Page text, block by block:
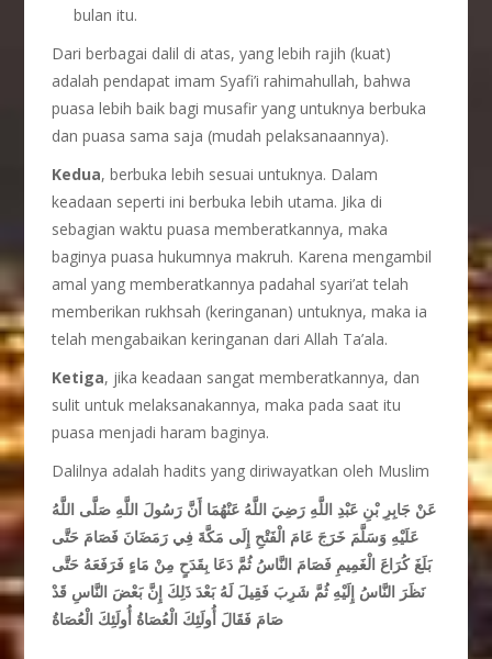
bulan itu.
Dari berbagai dalil di atas, yang lebih rajih (kuat)
adalah pendapat imam Syafi’i rahimahullah, bahwa
puasa lebih baik bagi musafir yang untuknya berbuka
dan puasa sama saja (mudah pelaksanaannya).
Kedua, berbuka lebih sesuai untuknya. Dalam
keadaan seperti ini berbuka lebih utama. Jika di
sebagian waktu puasa memberatkannya, maka
baginya puasa hukumnya makruh. Karena mengambil
amal yang memberatkannya padahal syari’at telah
memberikan rukhsah (keringanan) untuknya, maka ia
telah mengabaikan keringanan dari Allah Ta’ala.
Ketiga, jika keadaan sangat memberatkannya, dan
sulit untuk melaksanakannya, maka pada saat itu
puasa menjadi haram baginya.
Dalilnya adalah hadits yang diriwayatkan oleh Muslim
عَنْ جَابِرِ بْنِ عَبْدِ اللَّهِ رَضِيَ اللَّهُ عَنْهُمَا أَنَّ رَسُولَ اللَّهِ صَلَّى اللَّهُ
عَلَيْهِ وَسَلَّمَ خَرَجَ عَامَ الْفَتْحِ إِلَى مَكَّةَ فِي رَمَضَانَ فَصَامَ حَتَّى
بَلَغَ كُرَاعَ الْغَمِيمِ فَصَامَ النَّاسُ ثُمَّ دَعَا بِقَدَحٍ مِنْ مَاءٍ فَرَفَعَهُ حَتَّى
نَظَرَ النَّاسُ إِلَيْهِ ثُمَّ شَرِبَ فَقِيلَ لَهُ بَعْدَ ذَلِكَ إِنَّ بَعْضَ النَّاسِ قَدْ